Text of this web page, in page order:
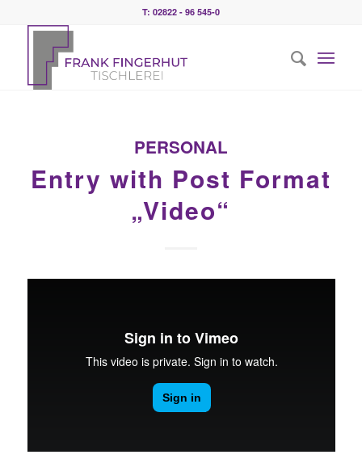
T: 02822 - 96 545-0
PERSONAL
Entry with Post Format
„Video“